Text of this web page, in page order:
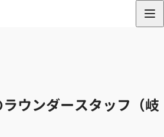
ウンダースタッフ（岐